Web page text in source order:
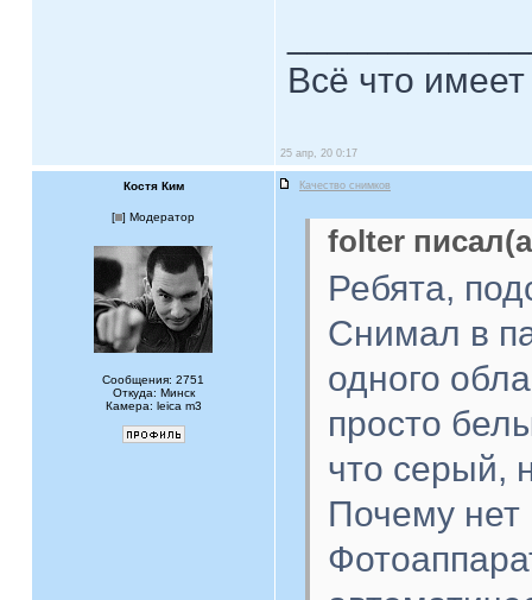
Всё что
25 апр, 20 0:17
Костя Ким Качество снимков
[ ] Модератор
Сообщения: 2751
Откуда: Минск
Камера: leica m3
folter
Ребята,
Снимал в
одного
просто
что серый,
Почему нет